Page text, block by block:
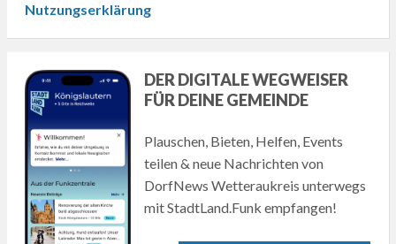
Nutzungserklärung
DER DIGITALE WEGWEISER
FÜR DEINE GEMEINDE
Plauschen, Bieten, Helfen, Events
teilen & neue Nachrichten von
DorfNews Wetteraukreis unterwegs
mit StadtLand.Funk empfangen!